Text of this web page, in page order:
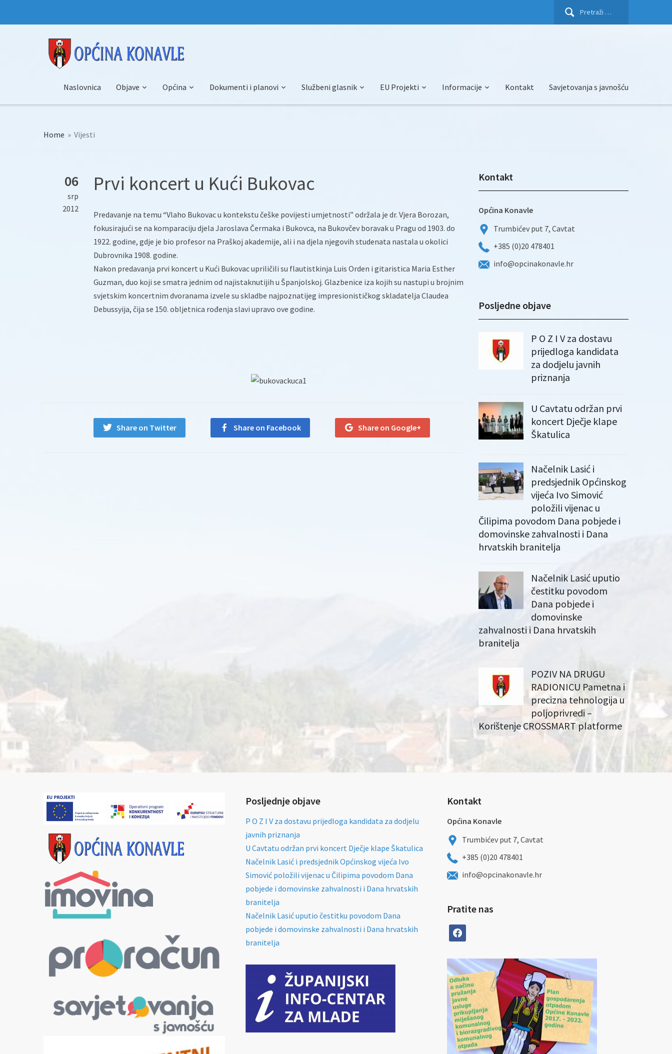
Pretraži:
Naslovnica Objave Općina Dokumenti i planovi Službeni glasnik EU Projekti Informacije Kontakt Savjetovanja s javnošću
Home » Vijesti
06
srp
2012
Prvi koncert u Kući Bukovac
Predavanje na temu “Vlaho Bukovac u kontekstu češke povijesti umjetnosti” održala je dr. Vjera Borozan,
fokusirajući se na komparaciju djela Jaroslava Čermaka i Bukovca, na Bukovčev boravak u Pragu od 1903. do
1922. godine, gdje je bio profesor na Praškoj akademije, ali i na djela njegovih studenata nastala u okolici
Dubrovnika 1908. godine.
Nakon predavanja prvi koncert u Kući Bukovac upriličili su flautistkinja Luis Orden i gitaristica Maria Esther
Guzman, duo koji se smatra jednim od najistaknutijih u Španjolskoj. Glazbenice iza kojih su nastupi u brojnim
svjetskim koncertnim dvoranama izvele su skladbe najpoznatijeg impresionističkog skladatelja Claudea
Debussyija, čija se 150. obljetnica rođenja slavi upravo ove godine.
Share on Twitter Share on Facebook Share on Google+
Kontakt
Općina Konavle
Trumbićev put 7, Cavtat
+385 (0)20 478401
info@opcinakonavle.hr
Posljedne objave
P O Z I V za dostavu
prijedloga kandidata
za dodjelu javnih
priznanja
U Cavtatu održan prvi
koncert Dječje klape
Škatulica
Načelnik Lasić i
predsjednik Općinskog
vijeća Ivo Simović
položili vijenac u
Čilipima povodom Dana pobjede i
domovinske zahvalnosti i Dana
hrvatskih branitelja
Načelnik Lasić uputio
čestitku povodom
Dana pobjede i
domovinske
zahvalnosti i Dana hrvatskih
branitelja
POZIV NA DRUGU
RADIONICU Pametna i
precizna tehnologija u
poljoprivredi –
Korištenje CROSSMART platforme
Posljednje objave
P O Z I V za dostavu prijedloga kandidata za dodjelu
javnih priznanja
U Cavtatu održan prvi koncert Dječje klape Škatulica
Načelnik Lasić i predsjednik Općinskog vijeća Ivo
Simović položili vijenac u Čilipima povodom Dana
pobjede i domovinske zahvalnosti i Dana hrvatskih
branitelja
Načelnik Lasić uputio čestitku povodom Dana
pobjede i domovinske zahvalnosti i Dana hrvatskih
branitelja
Kontakt
Općina Konavle
Trumbićev put 7, Cavtat
+385 (0)20 478401
info@opcinakonavle.hr
Pratite nas
facebook